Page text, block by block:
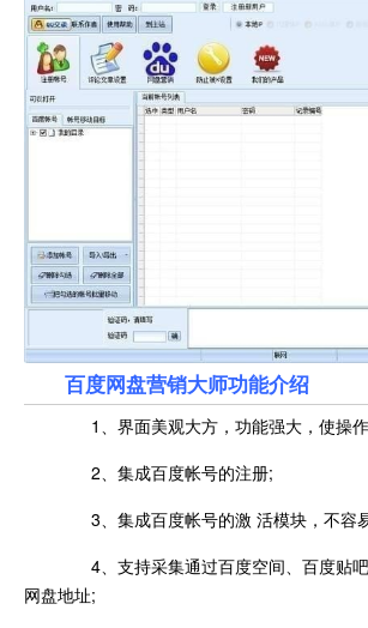
百度网盘营销大师功能介绍
1、界面美观大方，功能强大，使操
2、集成百度帐号的注册;
3、集成百度帐号的激 活模块，不容
4、支持采集通过百度空间、百度贴吧
网盘地址;